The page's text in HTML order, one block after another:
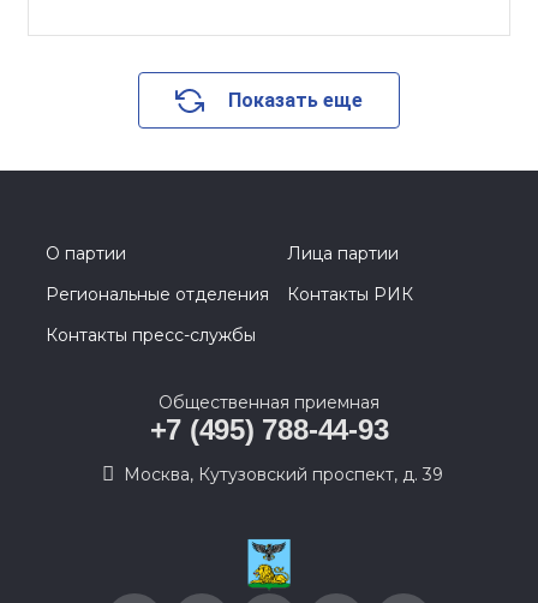
Показать еще
О партии
Лица партии
Региональные отделения
Контакты РИК
Контакты пресс-службы
Общественная приемная
+7 (495) 788-44-93
Москва, Кутузовский проспект, д. 39